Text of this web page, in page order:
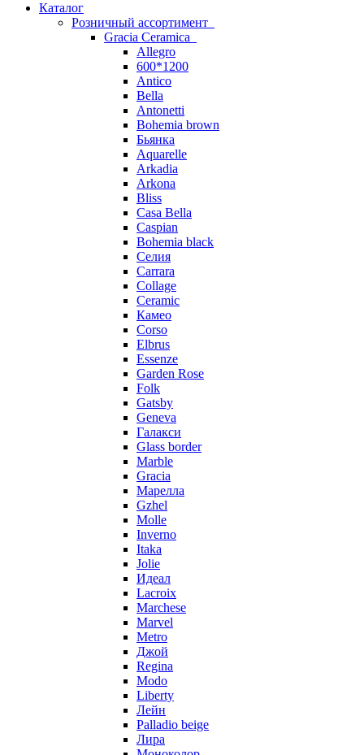
Каталог
Розничный ассортимент
Gracia Ceramica
Allegro
600*1200
Antico
Bella
Antonetti
Bohemia brown
Бьянка
Aquarelle
Arkadia
Arkona
Bliss
Casa Bella
Caspian
Bohemia black
Селия
Carrara
Collage
Ceramic
Камео
Corso
Elbrus
Essenze
Garden Rose
Folk
Gatsby
Geneva
Галакси
Glass border
Marble
Gracia
Марелла
Gzhel
Molle
Inverno
Itaka
Jolie
Идеал
Lacroix
Marchese
Marvel
Metro
Джой
Regina
Modo
Liberty
Лейн
Palladio beige
Лира